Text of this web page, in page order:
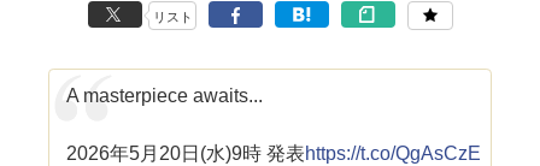
リスト
A masterpiece awaits...
2026年5月20日(水)9時 発表https://t.co/QgAsCzE